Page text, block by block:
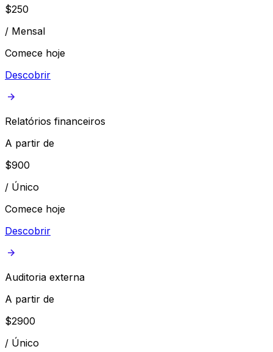
$250
/ Mensal
Comece hoje
Descobrir
Relatórios financeiros
A partir de
$900
/ Único
Comece hoje
Descobrir
Auditoria externa
A partir de
$2900
/ Único